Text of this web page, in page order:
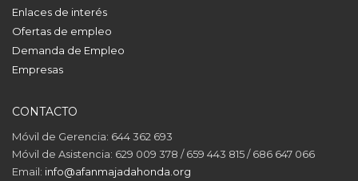
Enlaces de interés
Ofertas de empleo
Demanda de Empleo
Empresas
CONTACTO
Móvil de Gerencia: 644 362 693
Móvil de Asistencia: 629 009 378 / 659 443 815 / 686 647 066
Email: info@afanmajadahonda.org